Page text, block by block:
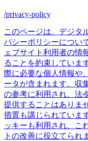
/privacy-policy
このページは、デジタ
バシーポリシーについ
ェブサイト利用者の情
ることを約束していま
際に必要な個人情報や
ータが含まれます。収
の参考に利用され、法
提供することはありま
措置も講じられていま
ッキーも利用され、こ
トの改善に役立てられ